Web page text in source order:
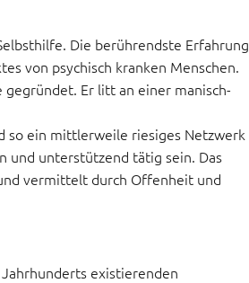
Die berührendste Erfahrung
von psychisch kranken Menschen.
Er litt an einer manisch-
so ein mittlerweile riesiges Netzwerk
und unterstützend tätig sein. Das
vermittelt durch Offenheit und
existierenden